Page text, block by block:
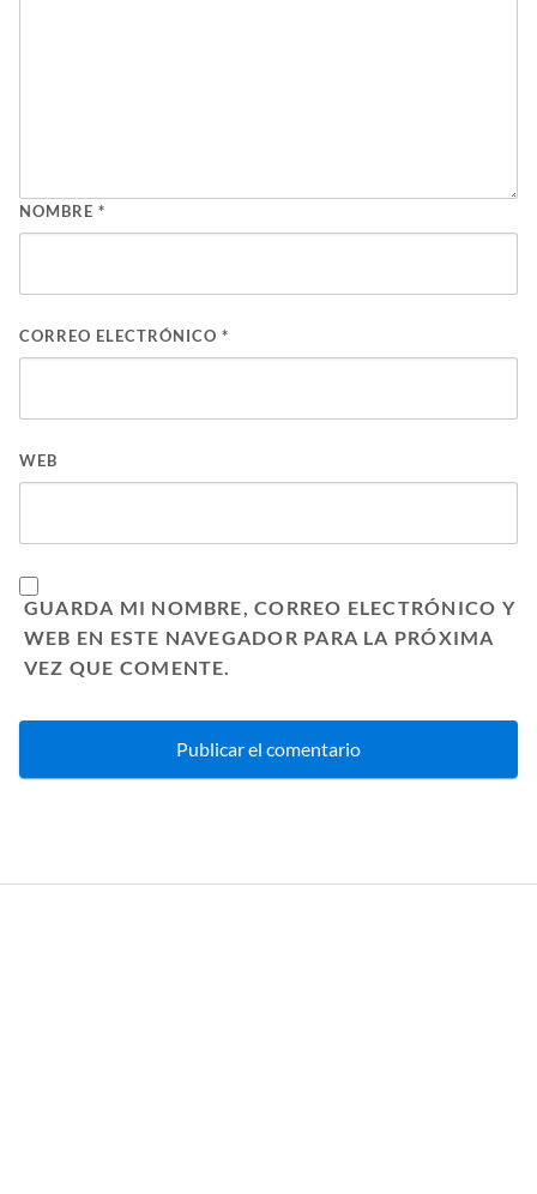
NOMBRE *
CORREO ELECTRÓNICO *
WEB
GUARDA MI NOMBRE, CORREO ELECTRÓNICO Y
WEB EN ESTE NAVEGADOR PARA LA PRÓXIMA
VEZ QUE COMENTE.